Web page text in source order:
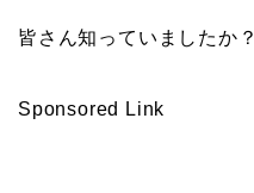
皆さん知っていましたか？
Sponsored Link